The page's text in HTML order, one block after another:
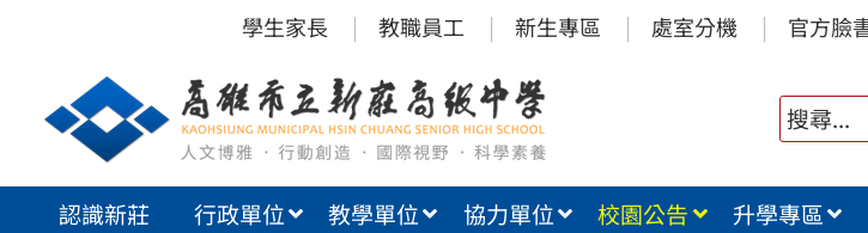
內
學生家長 教職員工 新生專區 處室分機 官方臉
認識新莊 行政單位 教學單位 協力單位 校園公告 升學專區